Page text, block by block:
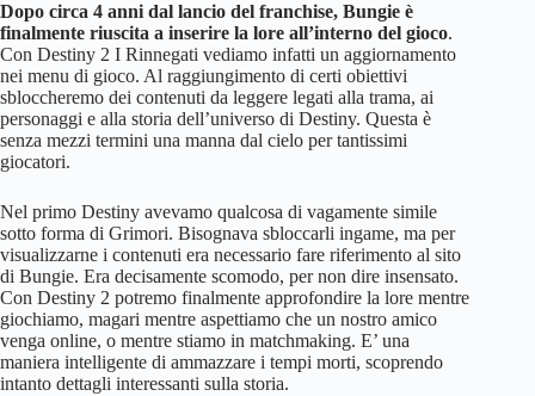
Dopo circa 4 anni dal lancio del franchise, Bungie è
finalmente riuscita a inserire la lore all’interno del gioco.
Con Destiny 2 I Rinnegati vediamo infatti un aggiornamento
nei menu di gioco. Al raggiungimento di certi obiettivi
sbloccheremo dei contenuti da leggere legati alla trama, ai
personaggi e alla storia dell’universo di Destiny. Questa è
senza mezzi termini una manna dal cielo per tantissimi
giocatori.
Nel primo Destiny avevamo qualcosa di vagamente simile
sotto forma di Grimori. Bisognava sbloccarli ingame, ma per
visualizzarne i contenuti era necessario fare riferimento al sito
di Bungie. Era decisamente scomodo, per non dire insensato.
Con Destiny 2 potremo finalmente approfondire la lore mentre
giochiamo, magari mentre aspettiamo che un nostro amico
venga online, o mentre stiamo in matchmaking. E’ una
maniera intelligente di ammazzare i tempi morti, scoprendo
intanto dettagli interessanti sulla storia.